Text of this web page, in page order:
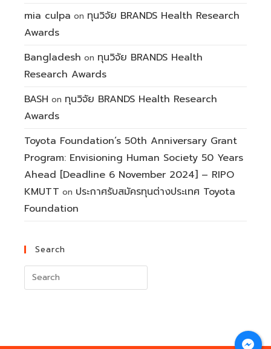
mia culpa on ทุนวิจัย BRANDS Health Research
Awards
Bangladesh on ทุนวิจัย BRANDS Health
Research Awards
BASH on ทุนวิจัย BRANDS Health Research
Awards
Toyota Foundation’s 50th Anniversary Grant
Program: Envisioning Human Society 50 Years
Ahead [Deadline 6 November 2024] – RIPO
KMUTT on ประกาศรับสมัครทุนต่างประเทศ Toyota
Foundation
Search
Search
for: